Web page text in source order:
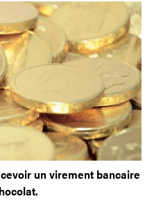
un virement bancaire